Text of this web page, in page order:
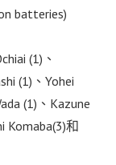
batteries)
(1)、
(1)、Yohei
(1)、Kazune
Komaba(3)和